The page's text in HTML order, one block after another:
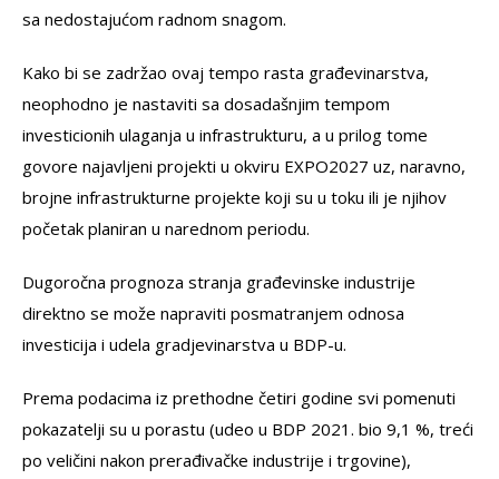
sa nedostajućom radnom snagom.
Kako bi se zadržao ovaj tempo rasta građevinarstva,
neophodno je nastaviti sa dosadašnjim tempom
investicionih ulaganja u infrastrukturu, a u prilog tome
govore najavljeni projekti u okviru EXPO2027 uz, naravno,
brojne infrastrukturne projekte koji su u toku ili je njihov
početak planiran u narednom periodu.
Dugoročna prognoza stranja građevinske industrije
direktno se može napraviti posmatranjem odnosa
investicija i udela gradjevinarstva u BDP-u.
Prema podacima iz prethodne četiri godine svi pomenuti
pokazatelji su u porastu (udeo u BDP 2021. bio 9,1 %, treći
po veličini nakon prerađivačke industrije i trgovine),